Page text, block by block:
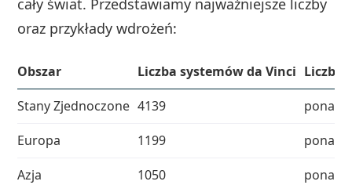
cały świat. Przedstawiamy najważniejsze liczby
oraz przykłady wdrożeń:
Obszar Liczba systemów da Vinci Liczba
Stany Zjednoczone 4139
ponad
Europa
1199
ponad
Azja
1050
ponad